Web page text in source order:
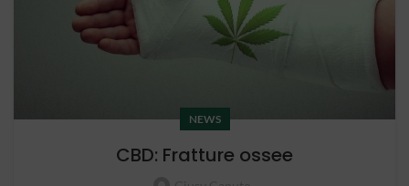
NEWS
CBD: Fratture ossee